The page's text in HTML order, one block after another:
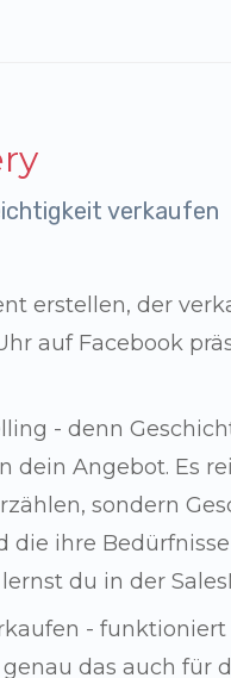
verkaufen
erstellen, der
auf Facebook
- denn
dein Angebot. Es
sondern
die ihre
du in der
-
genau das auch für